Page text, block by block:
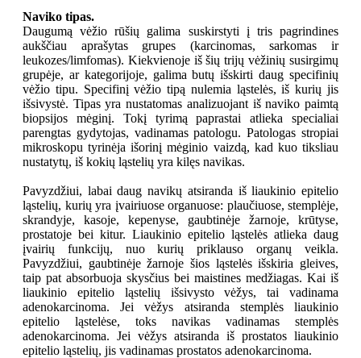
Naviko tipas.
Daugumą vėžio rūšių galima suskirstyti į tris pagrindines
aukščiau aprašytas grupes (karcinomas, sarkomas ir
leukozes/limfomas). Kiekvienoje iš šių trijų vėžinių susirgimų
grupėje, ar kategorijoje, galima butų išskirti daug specifinių
vėžio tipu. Specifinį vėžio tipą nulemia ląstelės, iš kurių jis
išsivystė. Tipas yra nustatomas analizuojant iš naviko paimtą
biopsijos mėginį. Tokį tyrimą paprastai atlieka specialiai
parengtas gydytojas, vadinamas patologu. Patologas stropiai
mikroskopu tyrinėja išorinį mėginio vaizdą, kad kuo tiksliau
nustatytų, iš kokių ląstelių yra kilęs navikas.
Pavyzdžiui, labai daug navikų atsiranda iš liaukinio epitelio
ląstelių, kurių yra įvairiuose organuose: plaučiuose, stemplėje,
skrandyje, kasoje, kepenyse, gaubtinėje žarnoje, krūtyse,
prostatoje bei kitur. Liaukinio epitelio ląstelės atlieka daug
įvairių funkcijų, nuo kurių priklauso organų veikla.
Pavyzdžiui, gaubtinėje žarnoje šios ląstelės išskiria gleives,
taip pat absorbuoja skysčius bei maistines medžiagas. Kai iš
liaukinio epitelio ląstelių išsivysto vėžys, tai vadinama
adenokarcinoma. Jei vėžys atsiranda stemplės liaukinio
epitelio ląstelėse, toks navikas vadinamas stemplės
adenokarcinoma. Jei vėžys atsiranda iš prostatos liaukinio
epitelio ląstelių, jis vadinamas prostatos adenokarcinoma.